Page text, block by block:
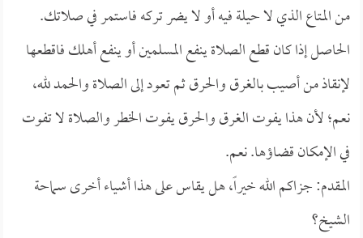
من المتاع الذي لا حيلة فيه أو لا يضر تركه فاستمر في صلاتك.
الحاصل إذا كان قطع الصلاة ينفع المسلمين أو ينفع أهلك فاقطعها
لإنقاذ من أصيب بالغرق والحرق ثم تعود إلى الصلاة والحمد لله،
نعم؛ لأن هذا يفوت الغرق والحرق يفوت الخطر والصلاة لا تفوت
في الإمكان قضاؤها. نعم.
المقدم: جزاكم الله خيراً، هل يقاس على هذا أشياء أخرى سماحة
الشيخ؟